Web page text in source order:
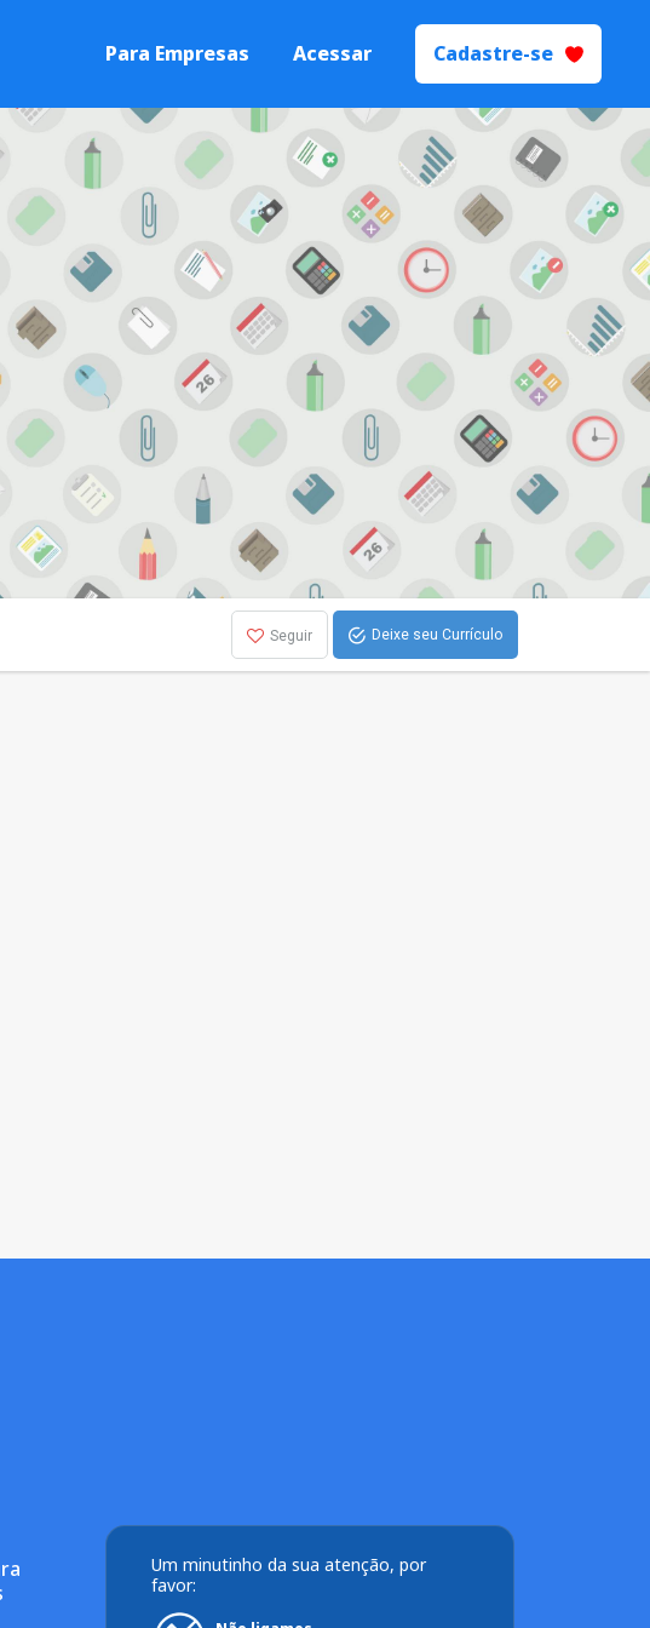
Para Empresas
Soluções em Talentos
em Processos de
e Employer Branding.
para Recrutamento e
processos seletivos de
forma inteligente.
Acessar Cadastre-se
Seguir Deixe seu Currículo
Um minutinho da sua atenção, por
favor: